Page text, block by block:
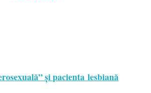
și pacienta lesbiană